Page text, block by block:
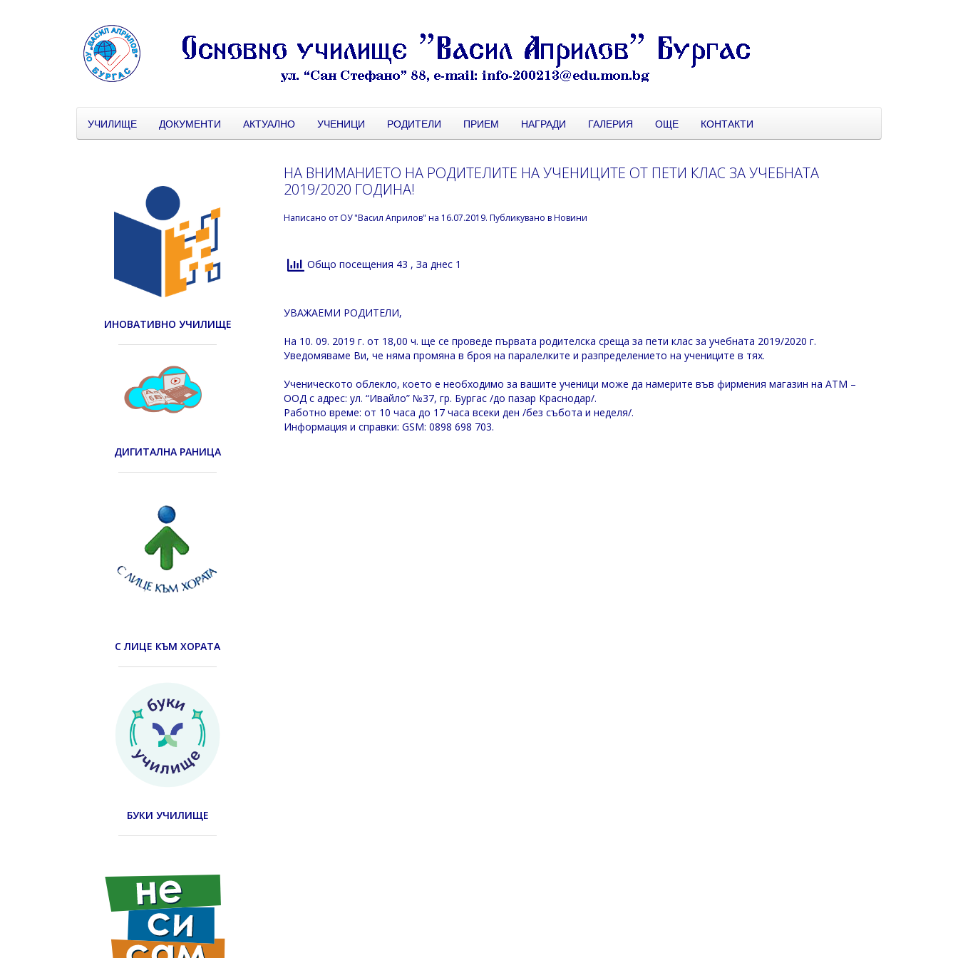
УЧИЛИЩЕ ДОКУМЕНТИ АКТУАЛНО УЧЕНИЦИ РОДИТЕЛИ ПРИЕМ НАГРАДИ ГАЛЕРИЯ ОЩЕ КОНТАКТИ
НА ВНИМАНИЕТО НА РОДИТЕЛИТЕ НА УЧЕНИЦИТЕ ОТ ПЕТИ КЛАС ЗА УЧЕБНАТА
2019/2020 ГОДИНА!
Написано от ОУ "Васил Априлов" на 16.07.2019. Публикувано вНовини
Общо посещения 43 , За днес 1
УВАЖАЕМИ РОДИТЕЛИ,
На 10. 09. 2019 г. от 18,00 ч. ще се проведе първата родителска среща за пети клас за учебната 2019/2020 г.
Уведомяваме Ви, че няма промяна в броя на паралелките и разпределението на учениците в тях.
Ученическото облекло, което е необходимо за вашите ученици може да намерите във фирмения магазин на АТМ –
ООД с адрес: ул. “Ивайло” №37, гр. Бургас /до пазар Краснодар/.
Работно време: от 10 часа до 17 часа всеки ден /без събота и неделя/.
Информация и справки: GSM: 0898 698 703.
ИНОВАТИВНО УЧИЛИЩЕ
ДИГИТАЛНА РАНИЦА
С ЛИЦЕ КЪМ ХОРАТА
БУКИ УЧИЛИЩЕ